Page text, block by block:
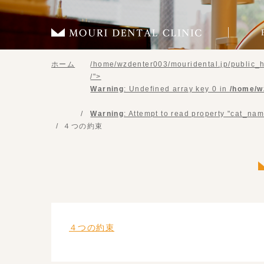
ホーム /home/wzdenter003/mouridental.jp/
/">
Warning: Undefined array key 0 in/home/
Warning: Attempt to read property
４つの約束
４つの約束